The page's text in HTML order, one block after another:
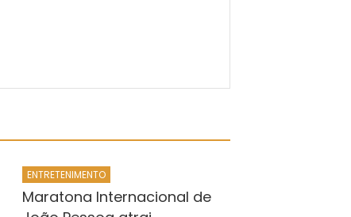
ENTRETENIMENTO
Maratona Internacional de